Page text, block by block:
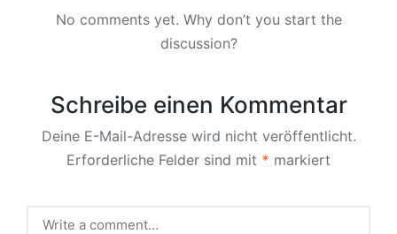
No comments yet. Why don’t you start the
discussion?
Schreibe einen Kommentar
Deine E-Mail-Adresse wird nicht veröffentlicht.
Erforderliche Felder sind mit * markiert